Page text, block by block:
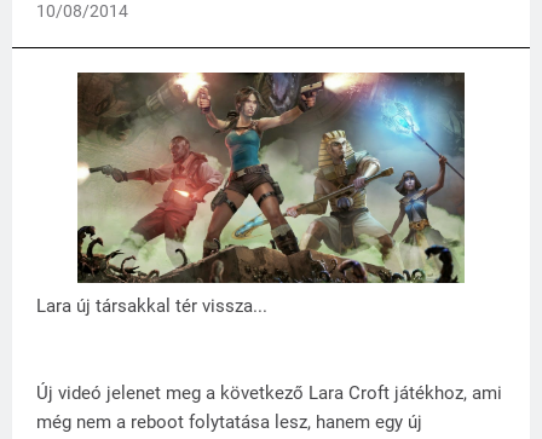
10/08/2014
Lara új társakkal tér vissza...
Új videó jelenet meg a következő Lara Croft játékhoz, ami
még nem a reboot folytatása lesz, hanem egy új